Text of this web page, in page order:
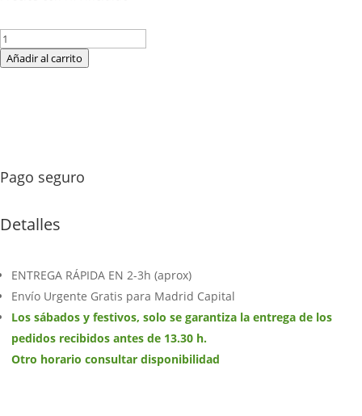
Plantas
16Añadir al carrito
Pago seguro
Detalles
ENTREGA RÁPIDA EN 2-3h (aprox)
Envío Urgente Gratis para Madrid Capital
Los sábados y festivos, solo se garantiza la entrega de los
pedidos recibidos antes de 13.30 h.
Otro horario consultar disponibilidad